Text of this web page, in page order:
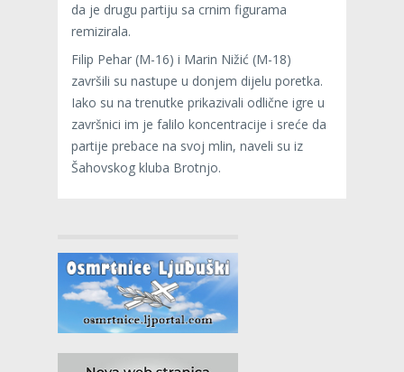
da je drugu partiju sa crnim figurama
remizirala.
Filip Pehar (M-16) i Marin Nižić (M-18)
završili su nastupe u donjem dijelu poretka.
Iako su na trenutke prikazivali odlične igre u
završnici im je falilo koncentracije i sreće da
partije prebace na svoj mlin, naveli su iz
Šahovskog kluba Brotnjo.